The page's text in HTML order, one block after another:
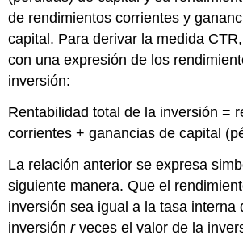
de rendimientos corrientes y
capital. Para derivar la medida
con una expresión de los
inversión:
Rentabilidad total de la inversión =
corrientes + ganancias de capital
La relación anterior se expresa
siguiente manera. Que el
inversión sea igual a la tasa interna
inversiónrveces el valor de la